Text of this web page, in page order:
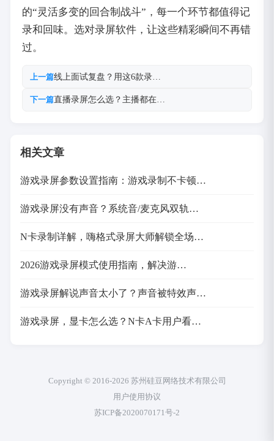
的“灵活多变的回合制战斗”，每一个环节都值得记
录和回味。选对录屏软件，让这些精彩瞬间不再错
过。
上一篇线上面试复盘？用这6款录…
下一篇直播录屏怎么选？主播都在…
相关文章
游戏录屏参数设置指南：游戏录制不卡顿…
游戏录屏没有声音？系统音/麦克风双轨…
N卡录制详解，嗨格式录屏大师解锁全场…
2026游戏录屏模式使用指南，解决游…
游戏录屏解说声音太小了？声音被特效声…
游戏录屏，显卡怎么选？N卡A卡用户看…
Copyright © 2016-2026 苏州硅豆网络技术有限公司
用户使用协议
苏ICP备2020070171号-2